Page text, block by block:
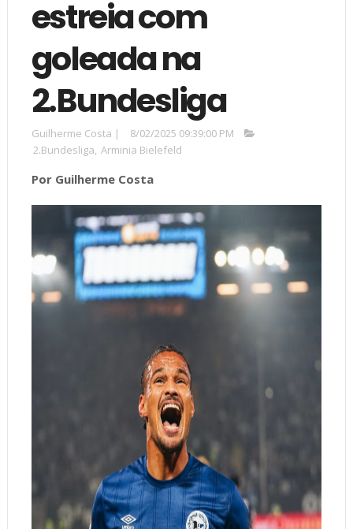
estreia com
goleada na
2.Bundesliga
Guilherme Costa |
8/02/2025 09:39:00 PM
2.Bundesliga, Arminia Bielefeld
Por Guilherme Costa